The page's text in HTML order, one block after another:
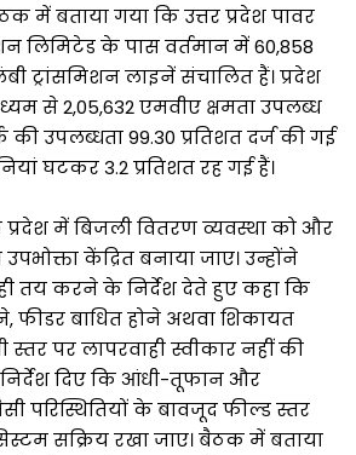
में बताया गया कि उत्तर प्रदेश पावर
लिमिटेड के पास वर्तमान में 60,858
ट्रांसमिशन लाइनें संचालित हैं। प्रदेश
से 2,05,632 एमवीए क्षमता उपलब्ध
की उपलब्धता 99.30 प्रतिशत दर्ज की गई
घटकर 3.2 प्रतिशत रह गई हैं।
में बिजली वितरण व्यवस्था को और
केंद्रित बनाया जाए। उन्होंने
तय करने के निर्देश देते हुए कहा कि
फीडर बाधित होने अथवा शिकायत
स्तर पर लापरवाही स्वीकार नहीं की
निर्देश दिए कि आंधी-तूफान और
परिस्थितियों के बावजूद फील्ड स्तर
सक्रिय रखा जाए। बैठक में बताया